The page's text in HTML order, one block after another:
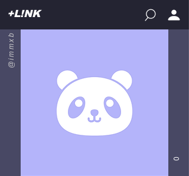
+L!NK
@immxb
0